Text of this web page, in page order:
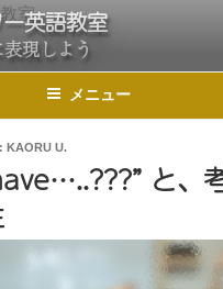
英語教室
現しよう
メニュー
KAORU U.
と、